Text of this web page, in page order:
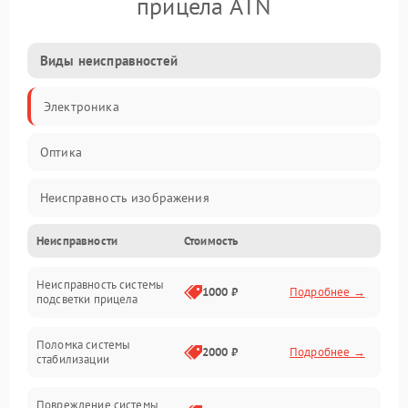
Виды неисправностей
Электроника
Оптика
Неисправность изображения
Механические повреждения
Неисправность фокусировки и оптики
Неисправности Стоимость
Неисправность системы
подсветки прицела
1000 ₽ Подробнее →
Поломка системы
стабилизации
2000 ₽ Подробнее →
Повреждение системы